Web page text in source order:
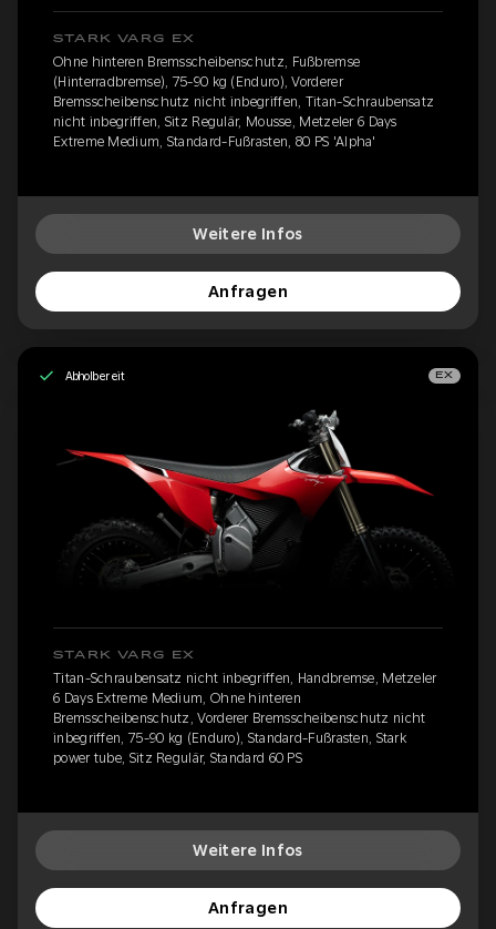
STARK VARG EX
Ohne hinteren Bremsscheibenschutz, Fußbremse
(Hinterradbremse), 75-90 kg (Enduro), Vorderer
Bremsscheibenschutz nicht inbegriffen, Titan-Schraubensatz
nicht inbegriffen, Sitz Regulär, Mousse, Metzeler 6 Days
Extreme Medium, Standard-Fußrasten, 80 PS 'Alpha'
Weitere Infos
Anfragen
Abholbereit EX
STARK VARG EX
Titan-Schraubensatz nicht inbegriffen, Handbremse, Metzeler
6 Days Extreme Medium, Ohne hinteren
Bremsscheibenschutz, Vorderer Bremsscheibenschutz nicht
inbegriffen, 75-90 kg (Enduro), Standard-Fußrasten, Stark
power tube, Sitz Regulär, Standard 60 PS
Weitere Infos
Anfragen